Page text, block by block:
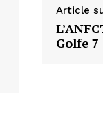
Article
Golfe